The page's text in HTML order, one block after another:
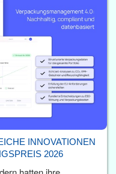
INNOVATIONEN
2026